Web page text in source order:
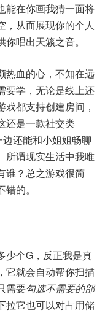
能在你画我猜一面将
，从而展现你的个人
唱出天籁之音。
热血的心，不知在远
要学，无论是线上还
都支持创建房间，
还是一款社交类
还能和小姐姐畅聊
所谓现实生活中我唯
谁？总之游戏很简
的。
少个G，反正我是真
它就会自动帮你扫描
需要勾选不需要的部
拉它也可以对占用储